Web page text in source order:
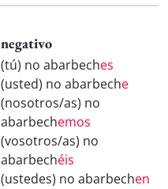
negativo
(tú) no abarbeches
(usted) no abarbeche
(nosotros/as) no
abarbechemos
(vosotros/as) no
abarbechéis
(ustedes) no abarbechen